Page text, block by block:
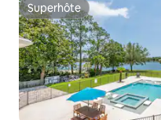
Superhôte
Superhôte